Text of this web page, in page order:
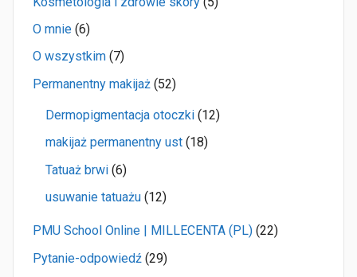
O mnie (6)
O wszystkim (7)
Permanentny makijaż (52)
Dermopigmentacja otoczki (12)
makijaż permanentny ust (18)
Tatuaż brwi (6)
usuwanie tatuażu (12)
PMU School Online | MILLECENTA (PL) (22)
Pytanie-odpowiedź (29)